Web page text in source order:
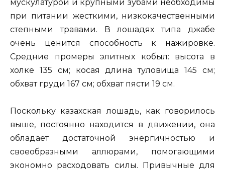
мускулатурой и крупными зубами необходимы
при питании жесткими, низкокачественными
степными травами. В лошадях типа джабе
очень ценится способность к нажировке.
Средние промеры элитных кобыл: высота в
холке 135 см; косая длина туловища 145 см;
обхват груди 167 см; обхват пясти 19 см.
Поскольку казахская лошадь, как говорилось
выше, постоянно находится в движении, она
обладает достаточной энергичностью и
своеобразными аллюрами, помогающими
экономно расходовать силы. Привычные для